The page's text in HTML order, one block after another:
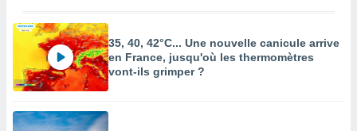
35, 40, 42°C... Une nouvelle canicule arrive
en France, jusqu'où les thermomètres
vont-ils grimper ?